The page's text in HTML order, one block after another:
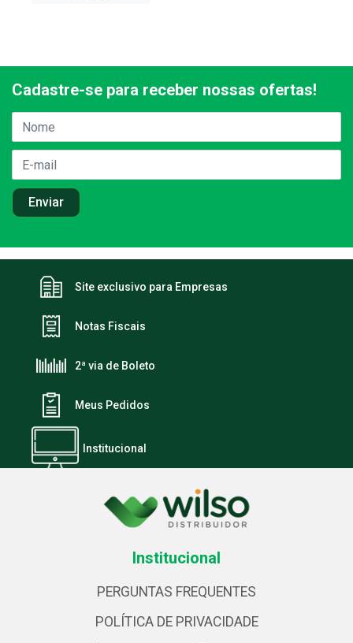
Cadastre-se para receber nossas ofertas!
Site exclusivo para Empresas
Notas Fiscais
2ª via de Boleto
Meus Pedidos
Institucional
Institucional
PERGUNTAS FREQUENTES
POLÍTICA DE PRIVACIDADE